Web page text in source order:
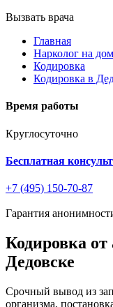
Вызвать врача
Главная
Нарколог на дом
Кодировка
Кодировка в
Время работы
Круглосуточно
Бесплатная
+7 (495) 150-70-87
Гарантия
Кодировка от
Дедовске
Срочный вывод из
организма,